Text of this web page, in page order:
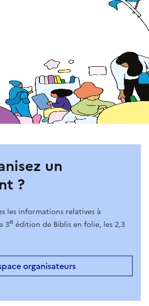
un
?
les informations relatives à
3eédition de Biblis en folie, les 2,3
organisateurs